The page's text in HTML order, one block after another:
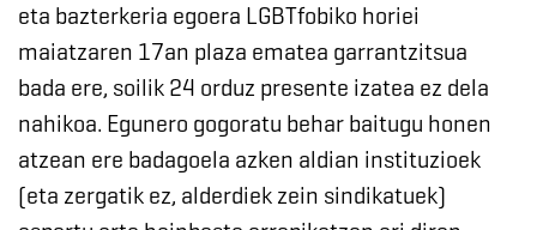
eta bazterkeria egoera LGBTfobiko horiei
maiatzaren 17an plaza ematea garrantzitsua
bada ere, soilik 24 orduz presente izatea ez dela
nahikoa. Egunero gogoratu behar baitugu honen
atzean ere badagoela azken aldian instituzioek
(eta zergatik ez, alderdiek zein sindikatuek)